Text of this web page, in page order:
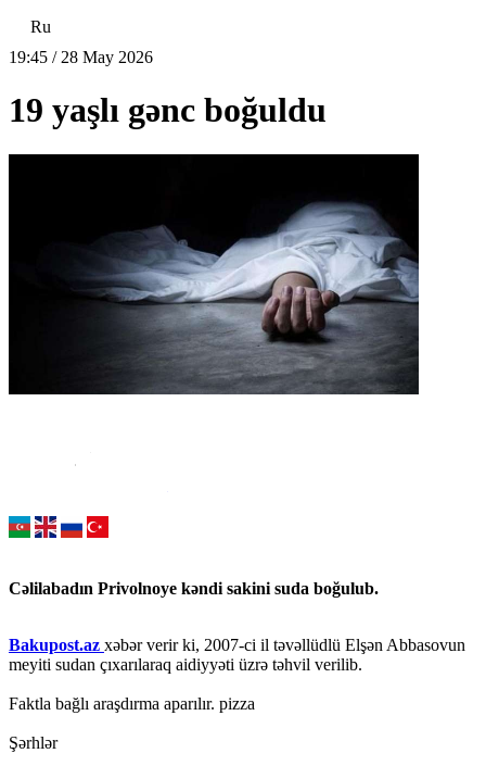
Ru
19:45 / 28 May 2026
19 yaşlı gənc boğuldu
Cəlilabadın Privolnoye kəndi sakini suda boğulub.
Bakupost.az xəbər verir ki, 2007-ci il təvəllüdlü Elşən Abbasovun
meyiti sudan çıxarılaraq aidiyyəti üzrə təhvil verilib.
Faktla bağlı araşdırma aparılır. pizza
Şərhlər